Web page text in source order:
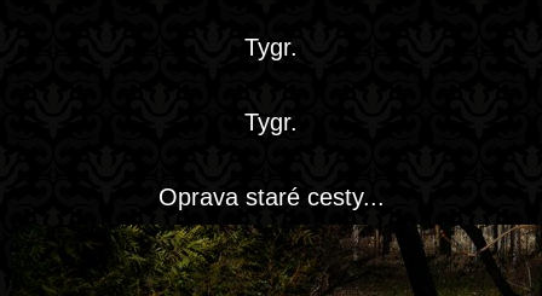
Tygr.
Tygr.
Oprava staré cesty...